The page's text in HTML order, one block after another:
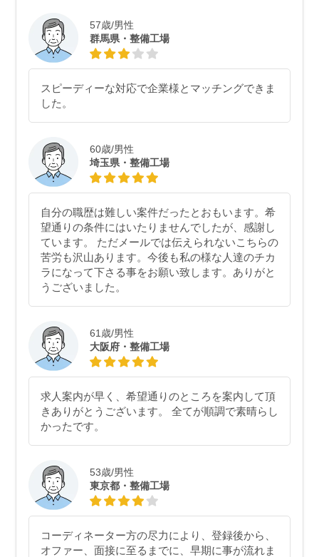
57歳/男性
群馬県・整備工場
スピーディーな対応で企業様とマッチングできま
した。
60歳/男性
埼玉県・整備工場
自分の職歴は難しい案件だったとおもいます。希
望通りの条件にはいたりませんでしたが、感謝し
ています。 ただメールでは伝えられないこちらの
苦労も沢山あります。今後も私の様な人達のチカ
ラになって下さる事をお願い致します。ありがと
うございました。
61歳/男性
大阪府・整備工場
求人案内が早く、希望通りのところを案内して頂
きありがとうございます。 全てが順調で素晴らし
かったです。
53歳/男性
東京都・整備工場
コーディネーター方の尽力により、登録後から、
オファー、面接に至るまでに、早期に事が流れま